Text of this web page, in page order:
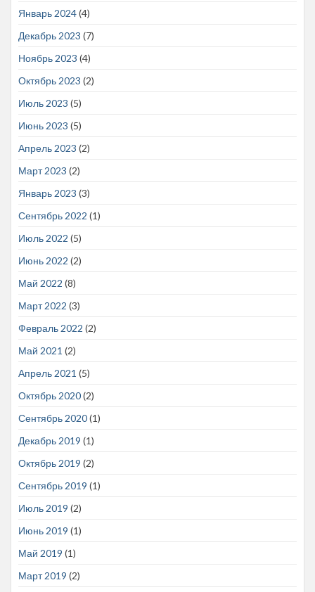
Январь 2024(4)
Декабрь 2023 (7)
Ноябрь 2023 (4)
Октябрь 2023 (2)
Июль 2023 (5)
Июнь 2023 (5)
Апрель 2023 (2)
Март 2023 (2)
Январь 2023 (3)
Сентябрь 2022 (1)
Июль 2022 (5)
Июнь 2022 (2)
Май 2022 (8)
Март 2022 (3)
Февраль 2022 (2)
Май 2021 (2)
Апрель 2021 (5)
Октябрь 2020(2)
Сентябрь 2020(1)
Декабрь 2019 (1)
Октябрь 2019 (2)
Сентябрь 2019 (1)
Июль 2019 (2)
Июнь 2019 (1)
Май 2019 (1)
Март 2019 (2)